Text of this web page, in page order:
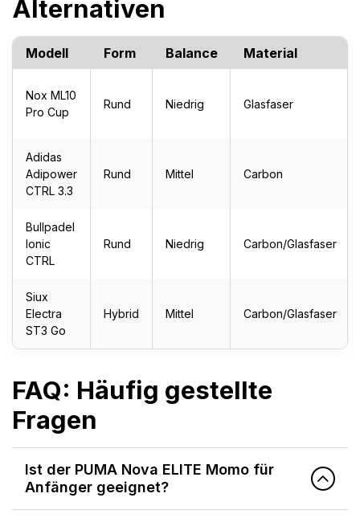
Alternativen
Modell Form Balance Material
Nox ML10
Pro Cup
Rund Niedrig Glasfaser
Adidas
Adipower
CTRL 3.3
Rund Mittel Carbon
Bullpadel
Ionic
CTRL
Rund Niedrig Carbon/Glasfaser
Siux
Electra
ST3 Go
Hybrid Mittel Carbon/Glasfaser
FAQ: Häufig gestellte
Fragen
Ist der PUMA Nova ELITE Momo für
Anfänger geeignet?